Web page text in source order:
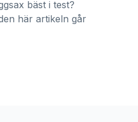
bäst i test?
här artikeln går